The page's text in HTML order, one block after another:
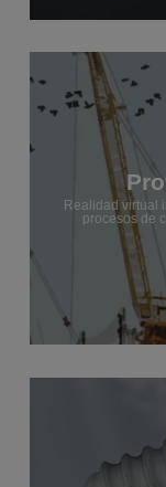
Realidad virtual
procesos de